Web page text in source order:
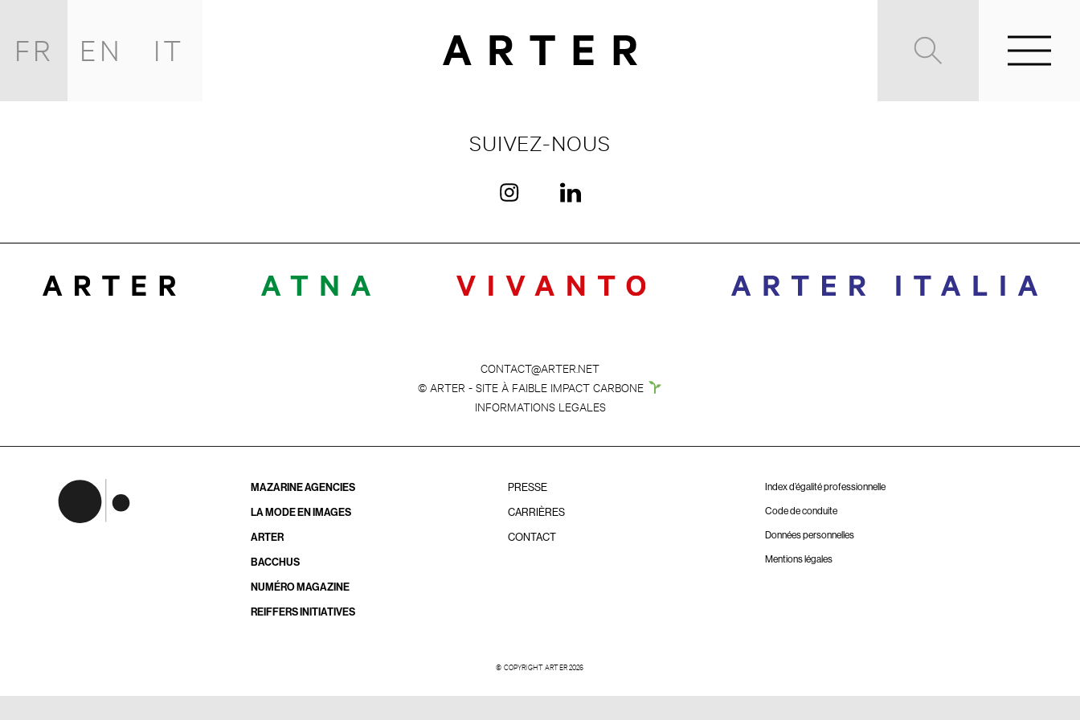
FR EN IT
SUIVEZ-NOUS
CONTACT@ARTER.NET
© ARTER - SITE À FAIBLE IMPACT CARBONE
INFORMATIONS LEGALES
MAZARINE AGENCIES
LA MODE EN IMAGES
ARTER
BACCHUS
NUMÉRO MAGAZINE
REIFFERS INITIATIVES
PRESSE
CARRIÈRES
CONTACT
Index d’égalité professionnelle
Code de conduite
Données personnelles
Mentions légales
© COPYRIGHT ARTER 2026